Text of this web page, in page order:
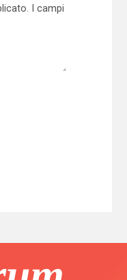
I campi